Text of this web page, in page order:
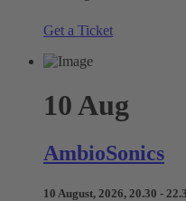
Get a Ticket
10 Aug
AmbioSonics
10 August, 2026, 20.30 -